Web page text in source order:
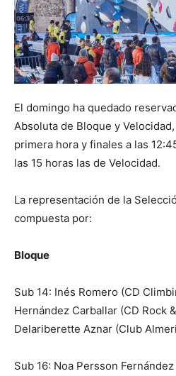
El domingo ha quedado
Absoluta de Bloque y
primera hora y finales a las
las 15 horas las de Velocidad.
La representación de la
compuesta por:
Bloque
Sub 14: Inés Romero (CD
Hernández Carballar (CD Rock
Delariberette Aznar (Club
Sub 16: Noa Persson